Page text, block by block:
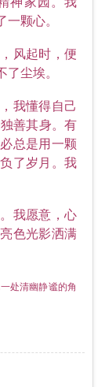
颗心。
风起时，便
尘埃。
我懂得自己
善其身。有
总是用一颗
了岁月。我
我愿意，心
色光影洒满
处清幽静谧的角